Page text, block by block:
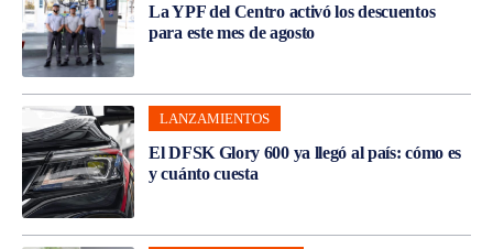
La YPF del Centro activó los descuentos
para este mes de agosto
LANZAMIENTOS
El DFSK Glory 600 ya llegó al país: cómo es
y cuánto cuesta